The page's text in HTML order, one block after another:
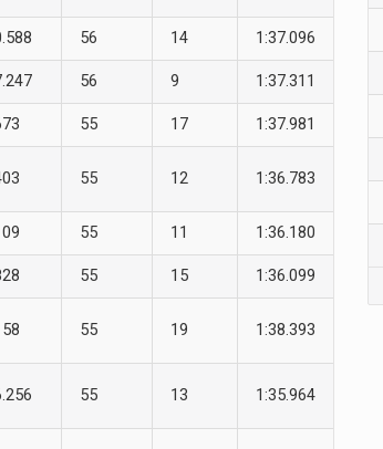
56 14 1:37.096
56 9 1:37.311
55 17 1:37.981
55 12 1:36.783
55 11 1:36.180
55 15 1:36.099
55 19 1:38.393
55 13 1:35.964